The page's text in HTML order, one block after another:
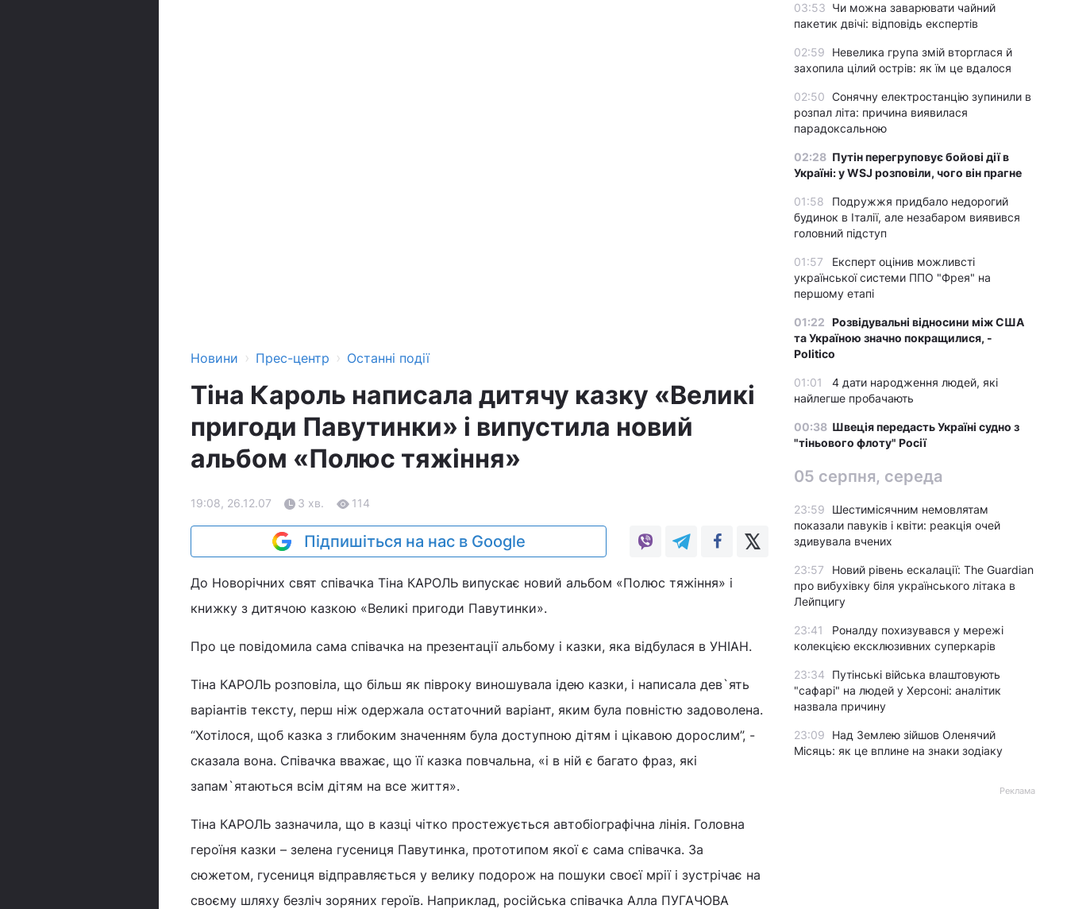
Новини › Прес-центр › Останні події
Тіна Кароль написала дитячу казку «Великі
пригоди Павутинки» і випустила новий
альбом «Полюс тяжіння»
19:08, 26.12.07 3 хв. 114
Підпишіться на нас в Google
До Новорічних свят співачка Тіна КАРОЛЬ випускає новий альбом «Полюс тяжіння» і
книжку з дитячою казкою «Великі пригоди Павутинки».
Про це повідомила сама співачка на презентації альбому і казки, яка відбулася в УНІАН.
Тіна КАРОЛЬ розповіла, що більш як півроку виношувала ідею казки, і написала дев`ять
варіантів тексту, перш ніж одержала остаточний варіант, яким була повністю задоволена.
“Хотілося, щоб казка з глибоким значенням була доступною дітям і цікавою дорослим”, -
сказала вона. Співачка вважає, що її казка повчальна, «і в ній є багато фраз, які
запам`ятаються всім дітям на все життя».
Тіна КАРОЛЬ зазначила, що в казці чітко простежується автобіографічна лінія. Головна
героїня казки – зелена гусениця Павутинка, прототипом якої є сама співачка. За
сюжетом, гусениця відправляється у велику подорож на пошуки своєї мрії і зустрічає на
своєму шляху безліч зоряних героїв. Наприклад, російська співачка Алла ПУГАЧОВА
03:53 Чи можна заварювати чайний
пакетик двічі: відповідь експертів
02:59
Невелика група змій вторглася й
захопила цілий острів: як їм це вдалося
02:50 Сонячну електростанцію зупинили в
розпал літа: причина виявилася
парадоксальною
02:28 Путін перегруповує бойові дії в
Україні: у WSJ розповіли, чого він прагне
01:58
Подружжя придбало недорогий
будинок в Італії, але незабаром виявився
головний підступ
01:57
Експерт оцінив можливсті
української системи ППО "Фрея" на
першому етапі
01:22 Розвідувальні відносини між США
та Україною значно покращилися, -
Politico
01:01
4 дати народження людей, які
найлегше пробачають
00:38 Швеція передасть Україні судно з
"тіньового флоту" Росії
05 серпня, середа
23:59
Шестимісячним немовлятам
показали павуків і квіти: реакція очей
здивувала вчених
23:57
Новий рівень ескалації: The Guardian
про вибухівку біля українського літака в
Лейпцигу
23:41
Роналду похизувався у мережі
колекцією ексклюзивних суперкарів
23:34
Путінські війська влаштовують
"сафарі" на людей у Херсоні: аналітик
назвала причину
23:09
Над Землею зійшов Оленячий
Місяць: як це вплине на знаки зодіаку
Реклама